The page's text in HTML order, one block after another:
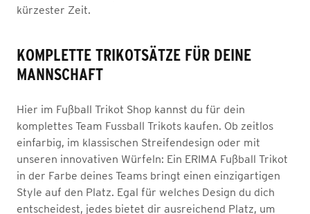
kürzester Zeit.
KOMPLETTE TRIKOTSÄTZE FÜR DEINE
MANNSCHAFT
Hier im Fußball Trikot Shop kannst du für dein
komplettes Team Fussball Trikots kaufen. Ob zeitlos
einfarbig, im klassischen Streifendesign oder mit
unseren innovativen Würfeln: Ein ERIMA Fußball Trikot
in der Farbe deines Teams bringt einen einzigartigen
Style auf den Platz. Egal für welches Design du dich
entscheidest, jedes bietet dir ausreichend Platz, um